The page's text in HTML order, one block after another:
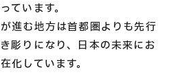
ています。
進む地方は首都圏よりも先行
彫りになり、日本の未来にお
化しています。